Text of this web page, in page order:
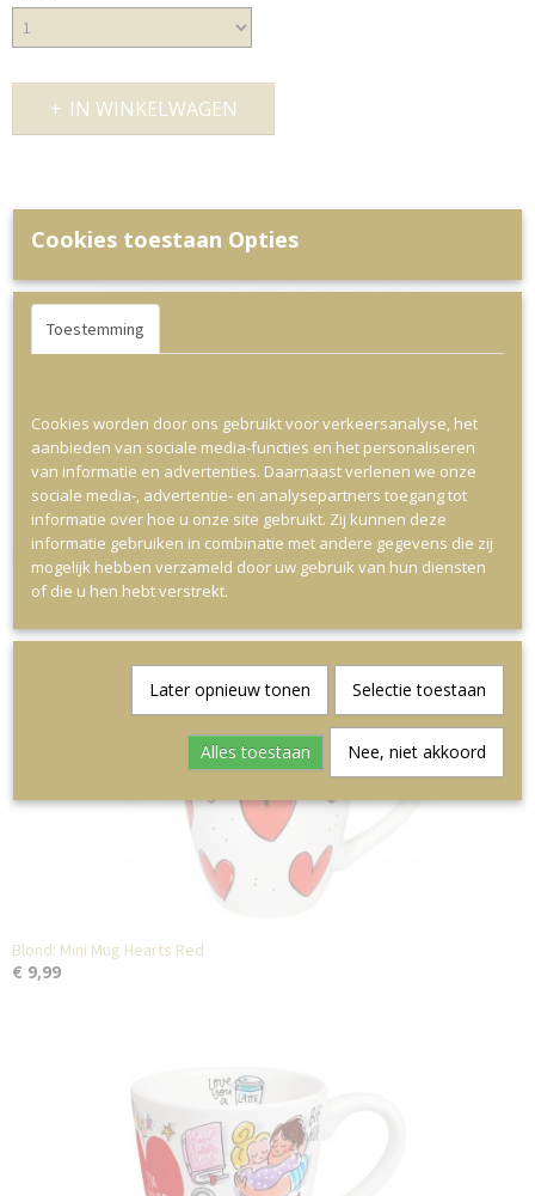
IN WINKELWAGEN
Ook interessant
Blond Valentijn: Petit Four Smile Heart
€ 6,95
Blond: Mini Mug Hearts Red
€ 9,99
Cookies toestaan Opties
Toestemming
Cookies worden door ons gebruikt voor verkeersanalyse, het
aanbieden van sociale media-functies en het personaliseren
van informatie en advertenties. Daarnaast verlenen we onze
sociale media-, advertentie- en analysepartners toegang tot
informatie over hoe u onze site gebruikt. Zij kunnen deze
informatie gebruiken in combinatie met andere gegevens die zij
mogelijk hebben verzameld door uw gebruik van hun diensten
of die u hen hebt verstrekt.
Later opnieuw tonen Selectie toestaan
Alles toestaan Nee, niet akkoord